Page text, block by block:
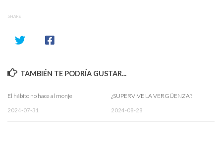
SHARE
TAMBIÉN TE PODRÍA GUSTAR...
El hábito no hace al monje
2024-07-31
¿SUPERVIVE LA VERGÜENZA?
2024-08-28